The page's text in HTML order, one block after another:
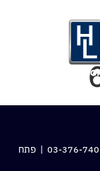
03-376- | פתח